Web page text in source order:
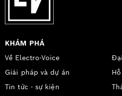
KHÁM PHÁ
Về Electro-Voice
Giải pháp và dự án
Tin tức - sự kiện